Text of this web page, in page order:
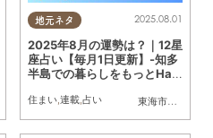
知多市 ,東浦町,阿久比町 半田市,常滑市
地元ネタ
東海市
,大府市
2025.08.01
2025年8月の運勢は？｜12星
座占い【毎月1日更新】-知多
半島での暮らしをもっとHap
住まい, 連載, 占い